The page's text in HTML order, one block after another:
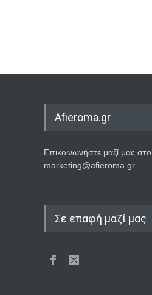
Afieroma.gr
Επικοινωνήστε μαζί μας στο
marketing@afieroma.gr
Σε επαφή μαζί μας